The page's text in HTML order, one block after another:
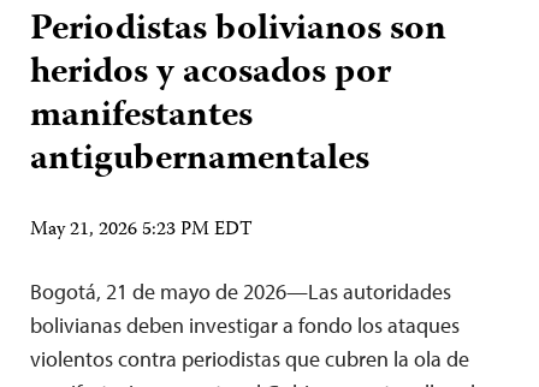
Periodistas bolivianos son
heridos y acosados por
manifestantes
antigubernamentales
May 21, 2026 5:23 PM EDT
Bogotá, 21 de mayo de 2026—Las autoridades
bolivianas deben investigar a fondo los ataques
violentos contra periodistas que cubren la ola de